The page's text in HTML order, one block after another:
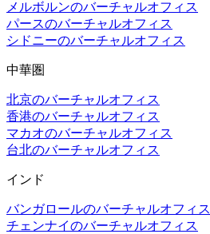
メルボルンのバーチャルオフィス
パースのバーチャルオフィス
シドニーのバーチャルオフィス
中華圏
北京のバーチャルオフィス
香港のバーチャルオフィス
マカオのバーチャルオフィス
台北のバーチャルオフィス
インド
バンガロールのバーチャルオフィス
チェンナイのバーチャルオフィス